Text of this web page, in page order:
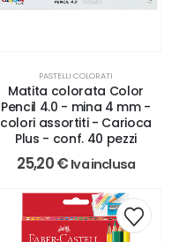
PASTELLI COLORATI
Matita colorata Color
Pencil 4.0 - mina 4 mm -
colori assortiti - Carioca
Plus - conf. 40 pezzi
25,20€ Iva inclusa